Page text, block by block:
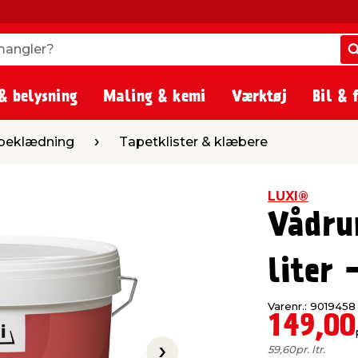
belysning Maling & kemi Værktøj Bil &
Tapetklister & klæbereTapetklister & klæbere
LUXI®
liter -
Varenr.: 9019458
149,00
59,60pr. ltr.